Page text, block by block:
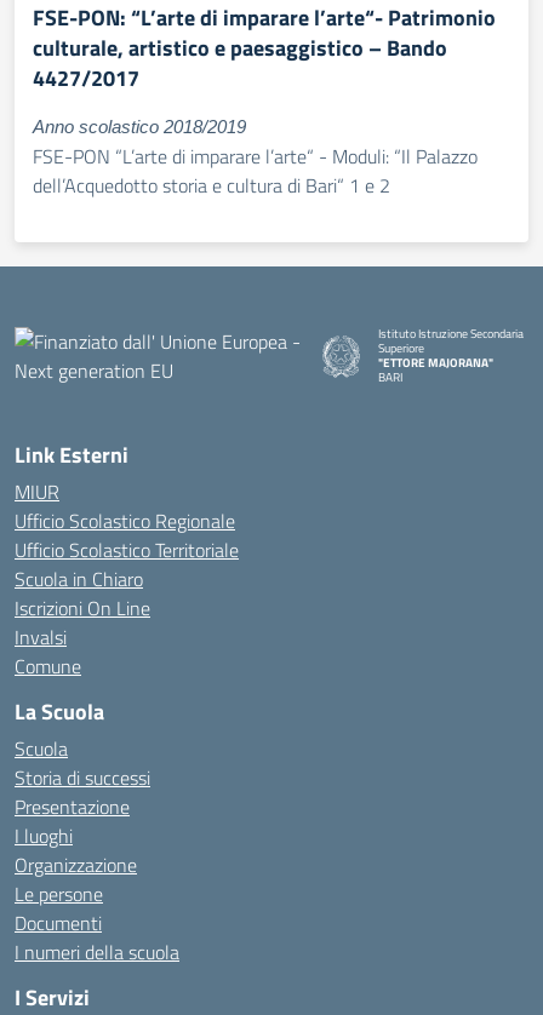
FSE-PON: “L’arte di imparare l’arte“- Patrimonio
culturale, artistico e paesaggistico – Bando
4427/2017
Anno scolastico 2018/2019
FSE-PON “L’arte di imparare l’arte“ - Moduli: “Il Palazzo
dell’Acquedotto storia e cultura di Bari“ 1 e 2
Istituto Istruzione Secondaria
Superiore
"ETTORE MAJORANA"
BARI
Link Esterni
MIUR
Ufficio Scolastico Regionale
Ufficio Scolastico Territoriale
Scuola in Chiaro
Iscrizioni On Line
Invalsi
Comune
La Scuola
Scuola
Storia di successi
Presentazione
I luoghi
Organizzazione
Le persone
Documenti
I numeri della scuola
I Servizi